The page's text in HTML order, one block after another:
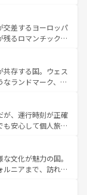
スペインはその個
る。 なお、新着のスペイン情報は コ
宮殿、歴史的な大
然が、訪れる者を心
の国としても知ら
、プロヴァンスの
み方が可能だ。さ
ており、どの街角に
なる文化を体験で
情報はコンテンツ一覧
交差するヨーロッパ
るロマンチック街
ることがない。ベ
ルプスの絶景、そ
風景は必見。ビール
新着の
てほしい。
存する国。ウェス
なランドマーク、歴
雅なアフタヌーン
国パブ、サッカー観
富。イギリスを旅
が、運行時刻が正確
安心して個人旅行
ではのユニークな
町歩きも満喫する
価も高いが、旅行
。 なお、新
文化が魅力の国。
ニアまで、訪れる
グ、エンターテイ